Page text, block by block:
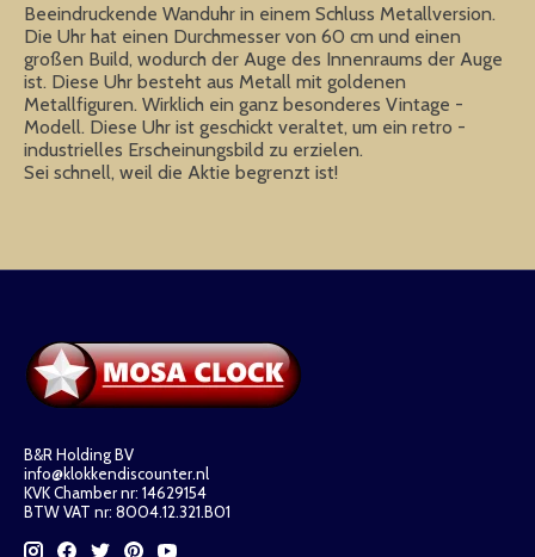
Beeindruckende Wanduhr in einem Schluss Metallversion.
Die Uhr hat einen Durchmesser von 60 cm und einen
großen Build, wodurch der Auge des Innenraums der Auge
ist. Diese Uhr besteht aus Metall mit goldenen
Metallfiguren. Wirklich ein ganz besonderes Vintage -
Modell. Diese Uhr ist geschickt veraltet, um ein retro -
industrielles Erscheinungsbild zu erzielen.
Sei schnell, weil die Aktie begrenzt ist!
B&R Holding BV
info@klokkendiscounter.nl
KVK Chamber nr: 14629154
BTW VAT nr: 8004.12.321.B01